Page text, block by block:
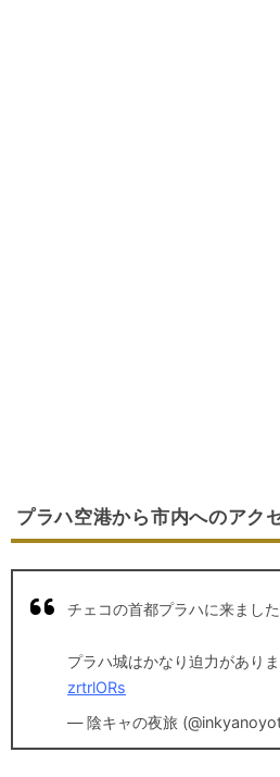
プラハ空港から市内へのアク
チェコの首都プラハに来まし
プラハ城はかなり迫力がありま
zrtrlORs
— 陰キャの夜旅